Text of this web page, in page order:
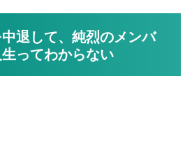
退して、純烈のメンバ
ってわからない